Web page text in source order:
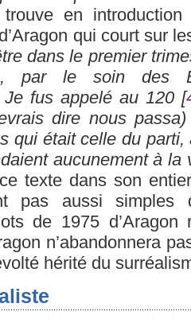
en introduction
qui court sur
dans le premier
, par le soin des
Je fus appelé au 120 [
dire nous
qui était celle du
aucunement à la
texte dans son
pas aussi simples
de 1975
n’abandonnera
hérité du